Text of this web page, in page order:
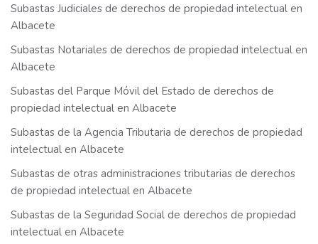
Subastas Judiciales de derechos de propiedad intelectual en
Albacete
Subastas Notariales de derechos de propiedad intelectual en
Albacete
Subastas del Parque Móvil del Estado de derechos de
propiedad intelectual en Albacete
Subastas de la Agencia Tributaria de derechos de propiedad
intelectual en Albacete
Subastas de otras administraciones tributarias de derechos
de propiedad intelectual en Albacete
Subastas de la Seguridad Social de derechos de propiedad
intelectual en Albacete